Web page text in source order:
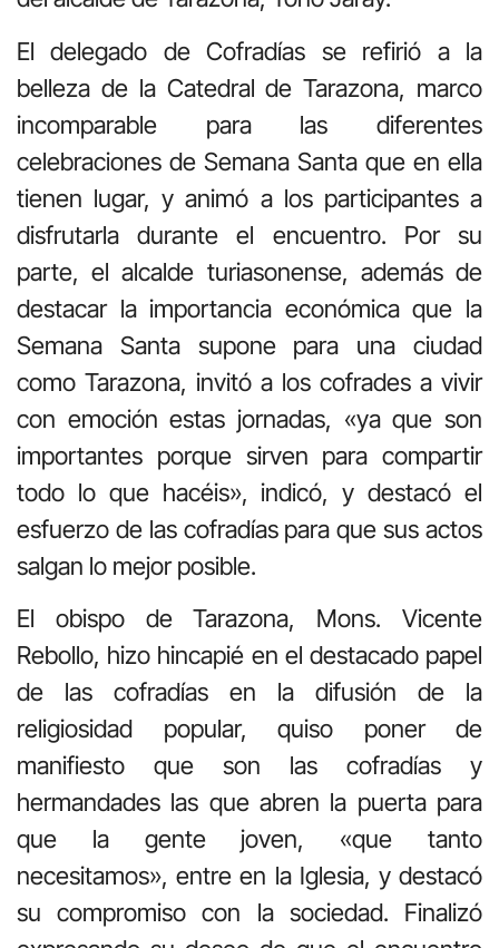
El delegado de Cofradías se refirió a la
belleza de la Catedral de Tarazona, marco
incomparable para las diferentes
celebraciones de Semana Santa que en ella
tienen lugar, y animó a los participantes a
disfrutarla durante el encuentro. Por su
parte, el alcalde turiasonense, además de
destacar la importancia económica que la
Semana Santa supone para una ciudad
como Tarazona, invitó a los cofrades a vivir
con emoción estas jornadas, «ya que son
importantes porque sirven para compartir
todo lo que hacéis», indicó, y destacó el
esfuerzo de las cofradías para que sus actos
salgan lo mejor posible.
El obispo de Tarazona, Mons. Vicente
Rebollo, hizo hincapié en el destacado papel
de las cofradías en la difusión de la
religiosidad popular, quiso poner de
manifiesto que son las cofradías y
hermandades las que abren la puerta para
que la gente joven, «que tanto
necesitamos», entre en la Iglesia, y destacó
su compromiso con la sociedad. Finalizó